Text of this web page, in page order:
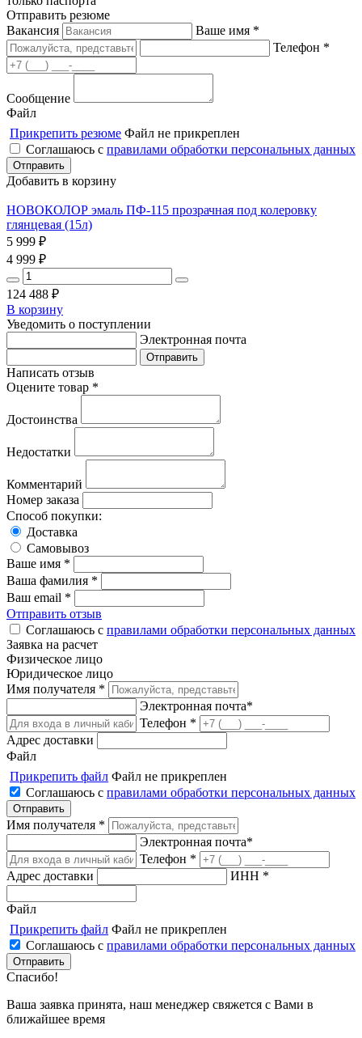
Отправить резюме
Вакансия
Ваше имя *
Телефон *
Сообщение
Файл
Прикрепить резюме Файл не прикреплен
Соглашаюсь с правилами обработки персональных данных
Добавить в корзину
НОВОКОЛОР эмаль ПФ-115 прозрачная под колеровку
глянцевая (15л)
5 999 ₽
4 999 ₽
124 488 ₽
В корзину
Уведомить о поступлении
Электронная почта
Написать отзыв
Оцените товар *
Достоинства
Недостатки
Комментарий
Номер заказа
Способ покупки:
Доставка
Самовывоз
Ваше имя *
Ваша фамилия *
Ваш email *
Отправить отзыв
Соглашаюсь с правилами обработки персональных данных
Заявка на расчет
Физическое лицо
Юридическое лицо
Имя получателя *
Электронная почта*
Телефон *
Адрес доставки
Файл
Прикрепить файл Файл не прикреплен
Соглашаюсь с правилами обработки персональных данных
Имя получателя *
Электронная почта*
Телефон *
Адрес доставки
ИНН *
Файл
Прикрепить файл Файл не прикреплен
Соглашаюсь с правилами обработки персональных данных
Спасибо!
Ваша заявка принята, наш менеджер свяжется с Вами в
ближайшее время